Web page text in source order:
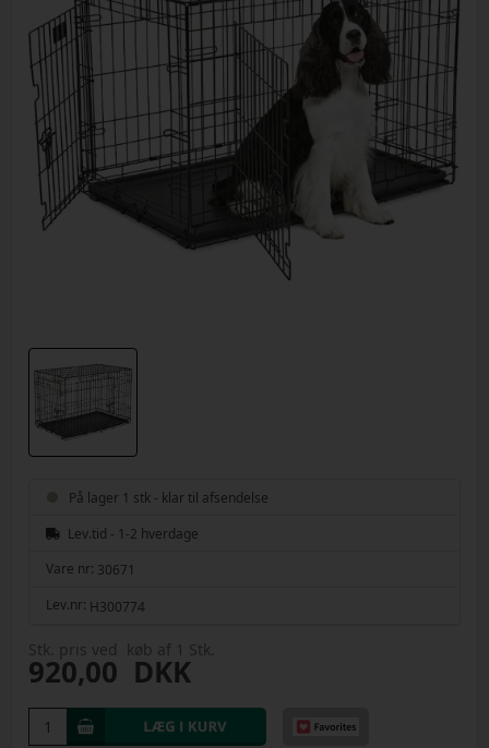
På lager 1 stk - klar til afsendelse
Lev.tid - 1-2 hverdage
Vare nr: 30671
Lev.nr: H300774
Stk. pris ved køb af 1 Stk.
920,00 DKK